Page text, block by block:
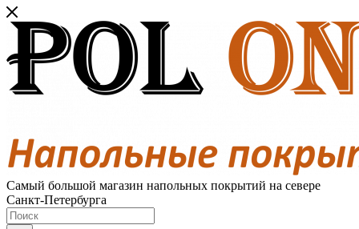
Самый большой магазин напольных покрытий на севере
Санкт-Петербурга